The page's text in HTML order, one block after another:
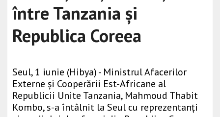
între Tanzania și
Republica Coreea
Seul, 1 iunie (Hibya) - Ministrul Afacerilor
Externe și Cooperării Est-Africane al
Republicii Unite Tanzania, Mahmoud Thabit
Kombo, s-a întâlnit la Seul cu reprezentanți